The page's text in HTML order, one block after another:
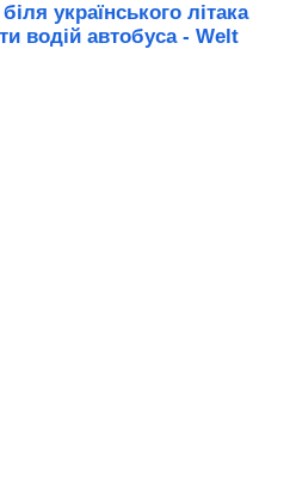
українського літака
водій автобуса - Welt